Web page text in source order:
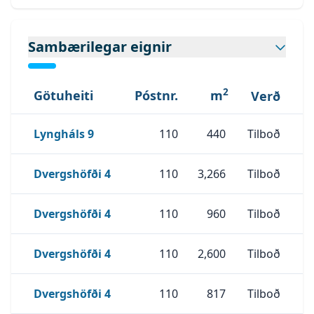
Sambærilegar eignir
Götuheiti Póstnr. m2 Verð
Lyngháls 9Skoða EigninaLyngháls 9
110 440 Tilboð
Dvergshöfði 4Skoða Eignina Dvergshöfði 4
110 3,266 Tilboð
Dvergshöfði 4Skoða Eignina Dvergshöfði 4
110 960 Tilboð
Dvergshöfði 4Skoða Eignina Dvergshöfði 4
110 2,600 Tilboð
Dvergshöfði 4Skoða Eignina Dvergshöfði 4
110 817 Tilboð